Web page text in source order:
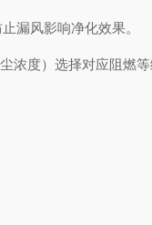
漏风影响净化效果。
浓度）选择对应阻燃等